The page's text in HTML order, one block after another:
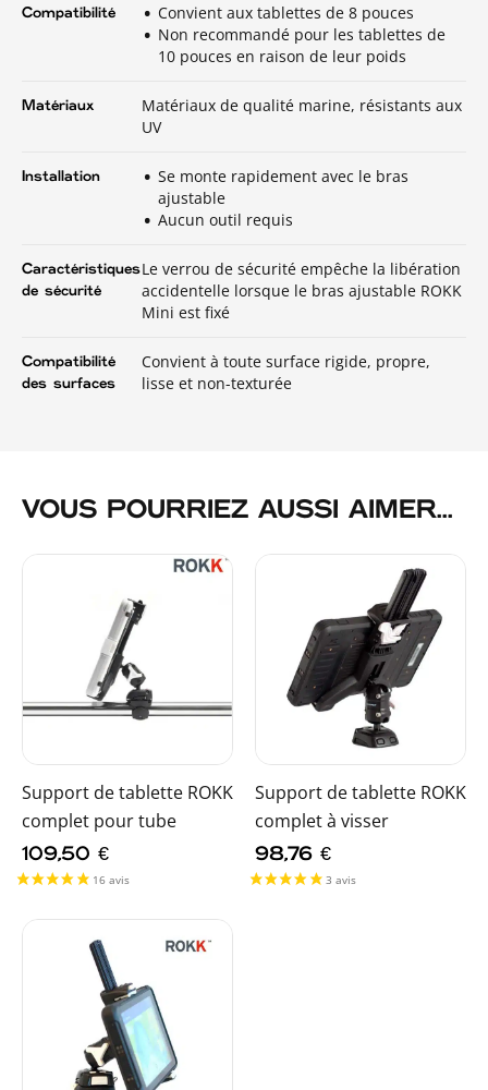
Compatibilité
Convient aux tablettes de 8 pouces
Non recommandé pour les tablettes de
10 pouces en raison de leur poids
Matériaux
Matériaux de qualité marine, résistants aux
UV
Installation
Se monte rapidement avec le bras
ajustable
Aucun outil requis
Caractéristiques
de sécurité
Le verrou de sécurité empêche la libération
accidentelle lorsque le bras ajustable ROKK
Mini est fixé
Compatibilité
des surfaces
Convient à toute surface rigide, propre,
lisse et non-texturée
VOUS POURRIEZ AUSSI AIMER...
Support de tablette ROKK
complet pour tube
109,50 €
Support de tablette ROKK
complet à visser
98,76 €